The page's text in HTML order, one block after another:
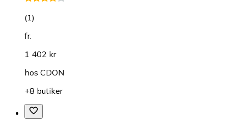
(1)
fr.
1 402 kr
hos CDON
+8 butiker